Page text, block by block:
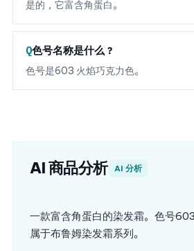
是的，它富含角蛋白。
色号名称是什么？
色号是603 火焰巧克力色。
AI 商品分析 AI 分析
一款富含角蛋白的染发霜。色号603
属于布鲁姆染发霜系列。